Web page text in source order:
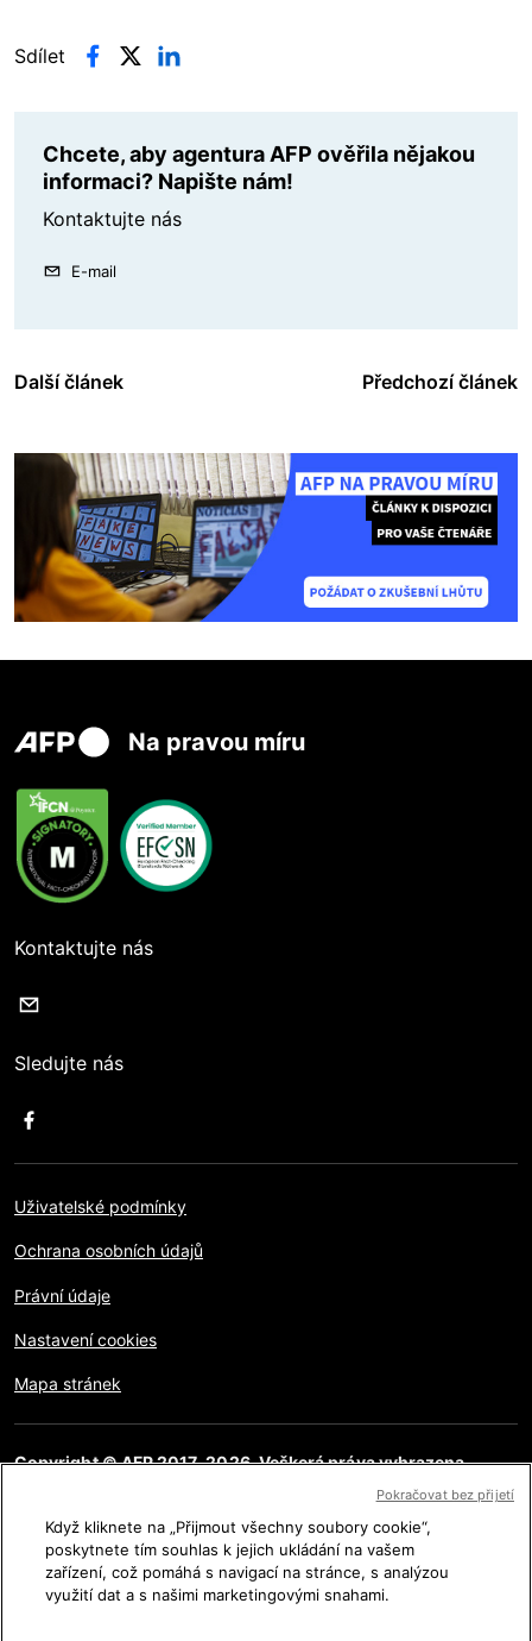
Sdílet
Chcete, aby agentura AFP ověřila nějakou
informaci? Napište nám!
Kontaktujte nás
E-mail
Další článek Předchozí článek
Na pravou míru
Kontaktujte nás
Sledujte nás
Uživatelské podmínky
Ochrana osobních údajů
Právní údaje
Nastavení cookies
Mapa stránek
Copyright © AFP 2017-2026. Veškerá práva vyhrazena.
využívat funkce sdílení pro osobní, soukromé a nekomerční
účely. Jakékoliv jiné použití, zvláště pro reprodukci, komunikaci
s veřejností či distribuci obsahu této stránky, ať již celé či jejích
částí, pro jakýkoliv jiný účel a/nebo jakýmkoliv jiným způsobem
bez specifické licence podepsané AFP je přísně zakázáno.
Obsah zobrazený nebo zahrnutý prostřednictvím
Když kliknete na „Přijmout všechny soubory cookie“,
poskytnete tím souhlas k jejich ukládání na vašem
zařízení, což pomáhá s navigací na stránce, s analýzou
využití dat a s našimi marketingovými snahami.
Pokračovat bez přijetí